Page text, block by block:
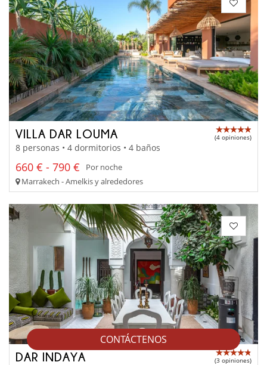
CONTÁCTENOS
VILLA DAR LOUMA (4 opiniones)
8 personas • 4 dormitorios • 4 baños
660 € - 790 €
Por noche
Marrakech - Amelkis y alrededores
DAR INDAYA (3 opiniones)